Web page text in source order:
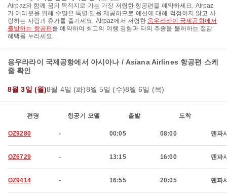
Airpaz와 함께 꿈의 목적지로 가는 가장 저렴한 항공편을 예약하세요. Airpaz
가 여러분을 위해 수많은 특별 딜을 제공하므로 예산에 대해 걱정하지 않고 사
랑하는 사람과 휴가를 즐기세요. Airpaz에서 저렴한 응우라라이 국제공항에서
출발하는 항공편 를 예약하여 최고의 여행 경험과 타의 추종을 불허하는 절감
혜택을 누리세요.
응우라라이 국제공항에서 아시아나 / Asiana Airlines 항공편 스케
줄 확인
8월 3일 (월)8월 4일 (화)8월 5일 (수)8월 6일 (목)
편명 항공기 모델 출발 도착
OZ9280 - 00:05 08:00 덴파
OZ6729 - 13:15 16:00 덴파
OZ9414 - 16:55 20:05 덴파